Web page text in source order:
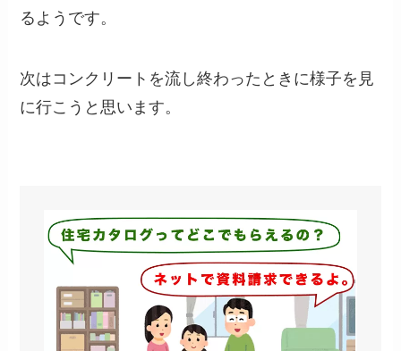
るようです。
次はコンクリートを流し終わったときに様子を見
に行こうと思います。